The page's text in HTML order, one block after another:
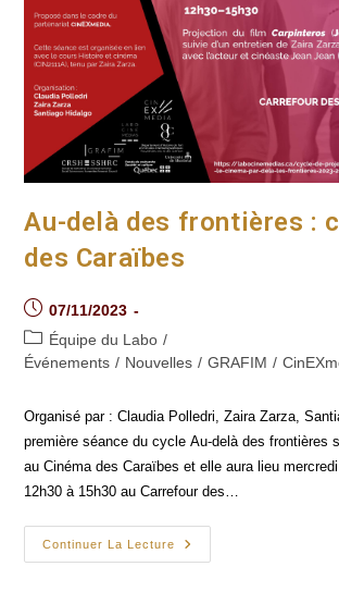
Au-delà des frontières :
des Caraïbes
Post
published:
07/11/2023
Post
category:
Équipe du Labo /
Événements / Nouvelles / GRAFIM /
Organisé par : Claudia Polledri, Zaira Zarza,
première séance du cycle Au-delà des frontières
au Cinéma des Caraïbes et elle aura lieu
12h30 à 15h30 au Carrefour des…
Continuer La Lecture
Au-
Delà